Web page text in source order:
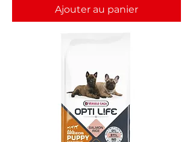
Ajouter au panier